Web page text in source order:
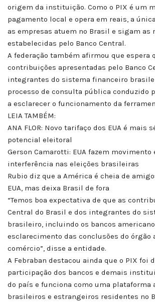
origem da instituição. Como o PIX é um
pagamento local e opera em reais, a
as empresas atuem no Brasil e sigam as
estabelecidas pelo Banco Central.
A federação também afirmou que espera
contribuições apresentadas pelo Banco
integrantes do sistema financeiro
processo de consulta pública conduzido
a esclarecer o funcionamento da
LEIA TAMBÉM:
ANA FLOR: Novo tarifaço dos EUA é mais
potencial eleitoral
Gerson Camarotti: EUA fazem
interferência nas eleições brasileiras
Rubio diz que a América é cheia de
EUA, mas deixa Brasil de fora
“Temos boa expectativa de que as
Central do Brasil e dos integrantes do
brasileiro, incluindo os bancos
esclarecimento das conclusões do órgão
comércio”, disse a entidade.
A Febraban destacou ainda que o PIX foi
participação dos bancos e demais
do país e funciona como uma plataforma
brasileiros e estrangeiros residentes no